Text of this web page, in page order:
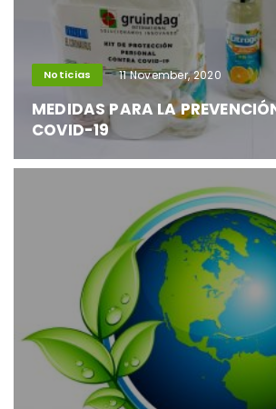
Noticias 11 November, 2020
MEDIDAS PARA LA
COVID-19